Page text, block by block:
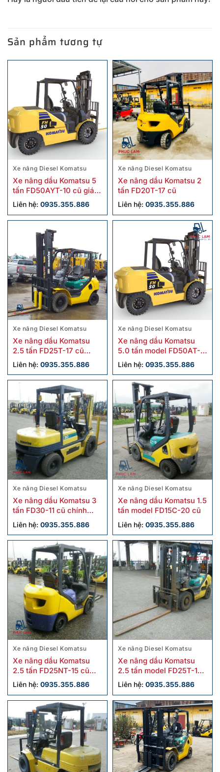
Sản phẩm tương tự
Xe nâng Diesel Komatsu
Xe nâng dầu Komatsu 5
tấn FD50AYT-10 cũ giá
tốt
Liên hệ: 0935.355.886
Xe nâng Diesel Komatsu
Xe nâng dầu Komatsu 2
tấn FD20T-17 cũ
Liên hệ: 0935.355.886
Xe nâng Diesel Komatsu
Xe nâng dầu Komatsu
2.5 tấn FD25T-17 cũ
chính hãng
Liên hệ: 0935.355.886
Xe nâng Diesel Komatsu
Xe nâng dầu Komatsu
5.0 tấn model FD50AT-
10 cũ
Liên hệ: 0935.355.886
Xe nâng Diesel Komatsu
Xe nâng dầu Komatsu 3
tấn FD30-11 cũ chính
hãng
Liên hệ: 0935.355.886
Xe nâng Diesel Komatsu
Xe nâng dầu Komatsu 1.5
tấn model FD15C-20 cũ
Liên hệ: 0935.355.886
Xe nâng Diesel Komatsu
Xe nâng dầu Komatsu
2.5 tấn FD25NT-15 cũ
chính hãng
Liên hệ: 0935.355.886
Xe nâng Diesel Komatsu
Xe nâng dầu Komatsu
2.5 tấn model FD25T-16
cũ
Liên hệ: 0935.355.886